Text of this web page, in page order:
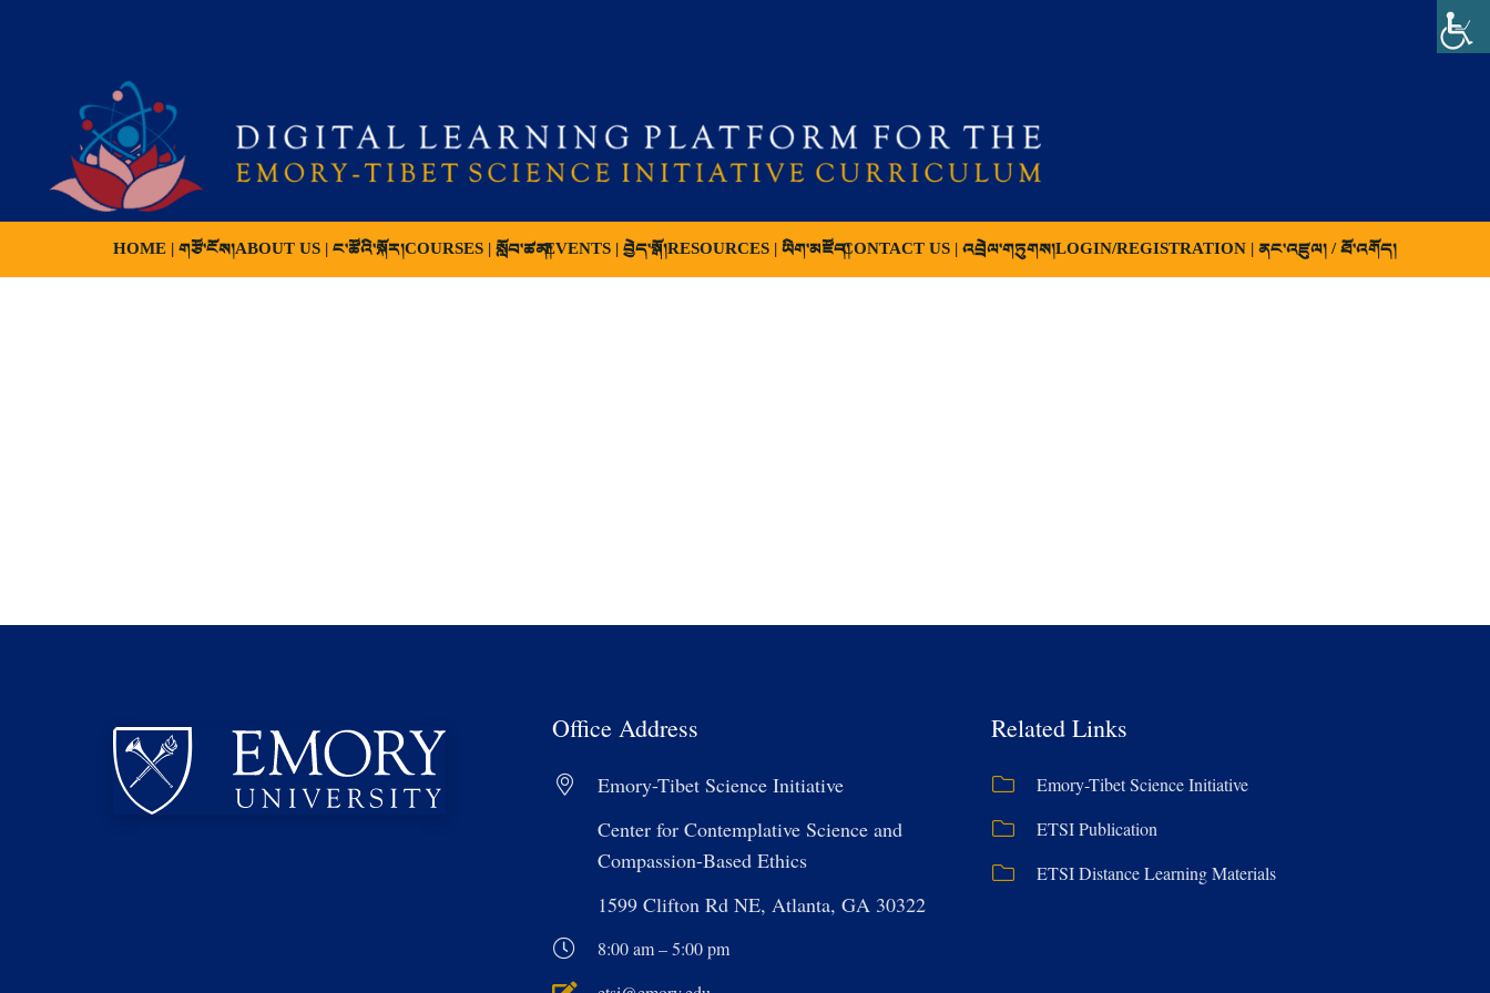
HOME | གཙོ་ངོས།ABOUT US | ང་ཚོའི་སྐོར།COURSES | སློབ་ཚན།EVENTS | བྱེད་སྒོ།RESOURCES | ཡིག་མཛོད།CONTACT US | འབྲེལ་གཏུགས།LOGIN/REGISTRATION | ནང་འཛུལ། / ཐོ་འགོད།
Office Address
Emory-Tibet Science Initiative
Center for Contemplative Science and
Compassion-Based Ethics
1599 Clifton Rd NE, Atlanta, GA 30322
8:00 am – 5:00 pm
Related Links
Emory-Tibet Science Initiative
ETSI Publication
ETSI Distance Learning Materials